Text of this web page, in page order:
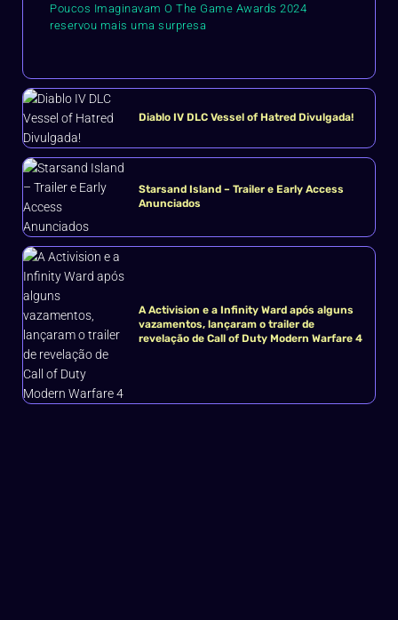
Poucos Imaginavam O The Game Awards 2024
reservou mais uma surpresa
Diablo IV DLC Vessel of Hatred Divulgada!
Starsand Island – Trailer e Early Access
Anunciados
A Activision e a Infinity Ward após alguns
vazamentos, lançaram o trailer de
revelação de Call of Duty Modern Warfare 4